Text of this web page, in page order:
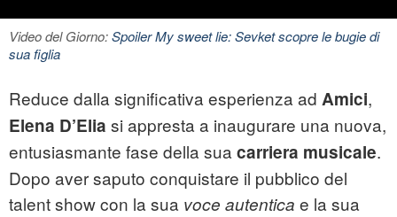
Video del Giorno:Spoiler My sweet lie: Sevket scopre le bugie di
sua figlia
Reduce dalla significativa esperienza ad Amici,
Elena D’Elia si appresta a inaugurare una nuova,
entusiasmante fase della sua carriera musicale.
Dopo aver saputo conquistare il pubblico del
talent show con la sua voce autentica e la sua